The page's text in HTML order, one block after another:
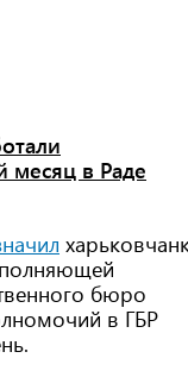
месяц в Раде
бюро
в ГБР